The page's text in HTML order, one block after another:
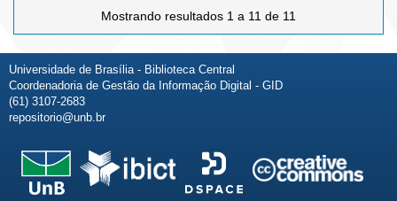
Mostrando resultados 1 a 11 de 11
Universidade de Brasília - Biblioteca Central
Coordenadoria de Gestão da Informação Digital - GID
(61) 3107-2683
repositorio@unb.br